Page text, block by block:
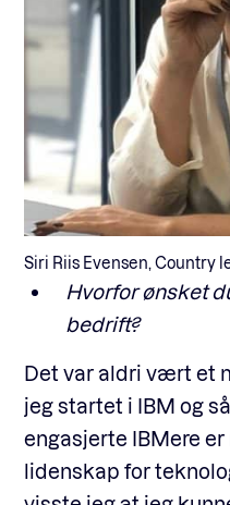
Siri Riis Evensen, Country
Hvorfor ønsket
bedrift?
Det var aldri vært et
jeg startet i IBM og
engasjerte IBMere
lidenskap for